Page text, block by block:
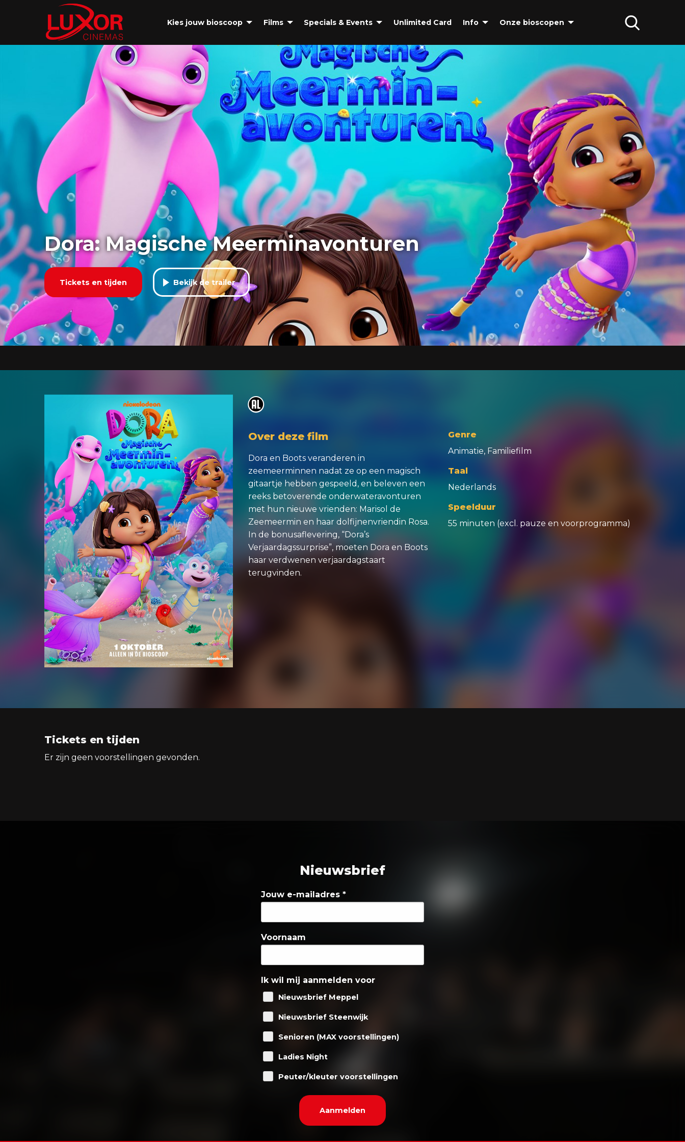
Kies jouw bioscoop Films Specials & Events Unlimited Card Info Onze bioscopen
Dora: Magische Meerminavonturen
Tickets en tijden Bekijk de trailer
o
Over deze film
Dora en Boots veranderen in
zeemeerminnen nadat ze op een magisch
gitaartje hebben gespeeld, en beleven een
reeks betoverende onderwateravonturen
met hun nieuwe vrienden: Marisol de
Zeemeermin en haar dolfijnenvriendin Rosa.
In de bonusaflevering, “Dora’s
Verjaardagssurprise”, moeten Dora en Boots
haar verdwenen verjaardagstaart
terugvinden.
Genre
Animatie, Familiefilm
Taal
Nederlands
Speelduur
55 minuten (excl. pauze en voorprogramma)
Tickets en tijden
Er zijn geen voorstellingen gevonden.
Nieuwsbrief
Jouw e-mailadres *
Voornaam
Ik wil mij aanmelden voor
Nieuwsbrief Meppel
Nieuwsbrief Steenwijk
Senioren (MAX voorstellingen)
Ladies Night
Peuter/kleuter voorstellingen